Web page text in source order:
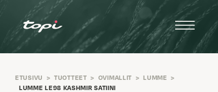
ETUSIVU > TUOTTEET > OVIMALLIT > LUMME >
LUMME LE98 KASHMIR SATIINI